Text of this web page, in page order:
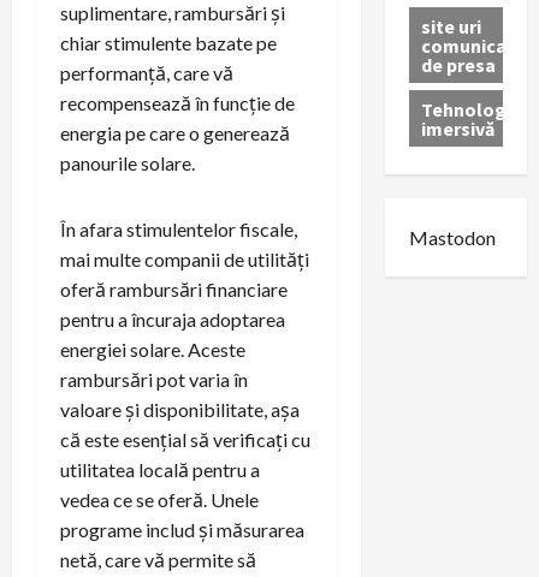
suplimentare, rambursări și
chiar stimulente bazate pe
performanță, care vă
recompensează în funcție de
energia pe care o generează
panourile solare.
În afara stimulentelor fiscale,
mai multe companii de utilități
oferă rambursări financiare
pentru a încuraja adoptarea
energiei solare. Aceste
rambursări pot varia în
valoare și disponibilitate, așa
că este esențial să verificați cu
utilitatea locală pentru a
vedea ce se oferă. Unele
programe includ și măsurarea
netă, care vă permite să
site uri
comunicate
de presa
Tehnologie
imersivă
Mastodon